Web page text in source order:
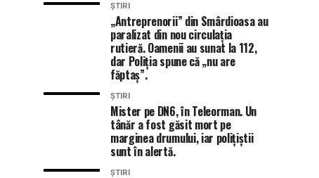
ȘTIRI
„Antreprenorii” din Smârdioasa au
paralizat din nou circulația
rutieră. Oamenii au sunat la 112,
dar Poliția spune că „nu are
făptaș”.
ȘTIRI
Mister pe DN6, în Teleorman. Un
tânăr a fost găsit mort pe
marginea drumului, iar polițiștii
sunt în alertă.
ȘTIRI